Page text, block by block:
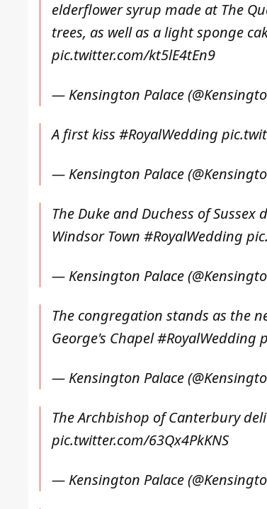
elderflower syrup made at The
trees, as well as a light sponge
pic.twitter.com/kt5lE4tEn9
— Kensington Palace
A first kiss #RoyalWedding
— Kensington Palace
The Duke and Duchess of
Windsor Town #RoyalWedding
— Kensington Palace
The congregation stands as the
George's Chapel#RoyalWedding
— Kensington Palace
The Archbishop of Canterbury
pic.twitter.com/63Qx4PkKNS
— Kensington Palace